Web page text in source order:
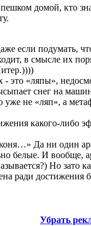
домой, кто
если подумать,
в смысле их
это «ляпы»,
снег на
не «ляп», а
какого-либо
Да ни один
белые. И вообще,
Но зато
ради достижения
Убрать